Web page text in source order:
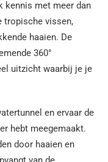
kennis met meer dan
tropische vissen,
haaien. De
360°
uitzicht waarbij je je
en ervaar de
hebt meegemaakt.
door haaien en